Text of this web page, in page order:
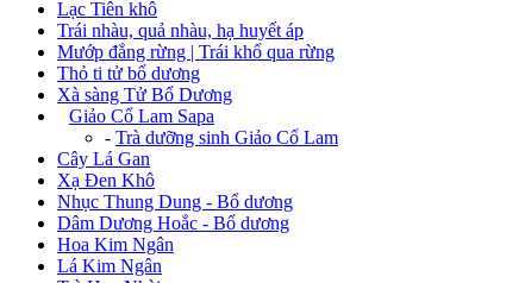
Lạc Tiên khô
Trái nhàu, quả nhàu, hạ huyết áp
Mướp đắng rừng | Trái khổ qua rừng
Thỏ ti tử bổ dương
Xà sàng Tử Bổ Dương
Giảo Cổ Lam Sapa
- Trà dưỡng sinh Giảo Cổ Lam
Cây Lá Gan
Xạ Đen Khô
Nhục Thung Dung - Bổ dương
Dâm Dương Hoắc - Bổ dương
Hoa Kim Ngân
Lá Kim Ngân